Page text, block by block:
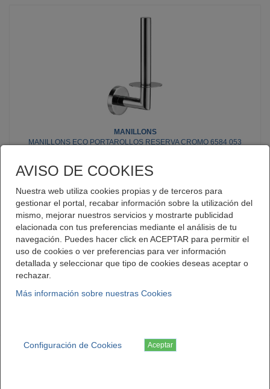
MANILLONS
MANILLONS ECO PORTAROLLOS RESERVA CROMO 6584 053
Contacte con nosotros
Telematel eCommerce v14.3.38 © 2026
AVISO DE COOKIES
Nuestra web utiliza cookies propias y de terceros para
gestionar el portal, recabar información sobre la utilización del
mismo, mejorar nuestros servicios y mostrarte publicidad
elacionada con tus preferencias mediante el análisis de tu
navegación. Puedes hacer click en ACEPTAR para permitir el
uso de cookies o ver preferencias para ver información
detallada y seleccionar que tipo de cookies deseas aceptar o
rechazar.
Más información sobre nuestras Cookies
Configuración de Cookies Aceptar